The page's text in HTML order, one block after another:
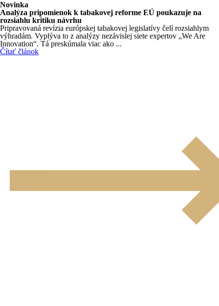
Novinka
Analýza pripomienok k tabakovej reforme EÚ poukazuje na
rozsiahlu kritiku návrhu
Pripravovaná revízia európskej tabakovej legislatívy čelí rozsiahlym
výhradám. Vyplýva to z analýzy nezávislej siete expertov „We Are
Innovation“. Tá preskúmala viac ako ...
Čítať článok